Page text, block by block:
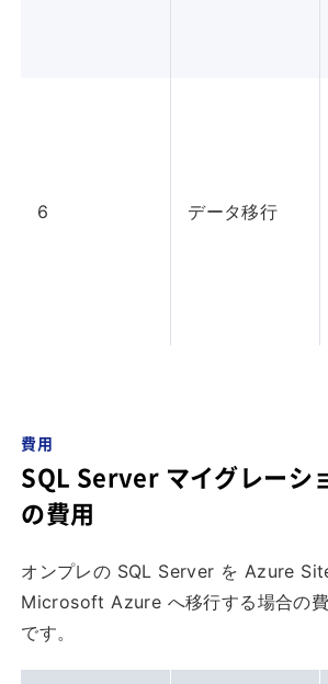
6 データ移行
費用
SQL Server マイグレーシ
の費用
オンプレの SQL Server を Azure
Microsoft Azure へ移行する場合の
です。